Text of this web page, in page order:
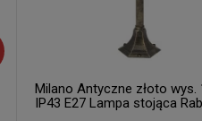
Milano Antyczne złoto wys.
IP43 E27 Lampa stojąca